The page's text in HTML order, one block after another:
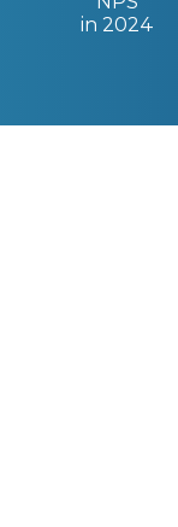
in 2024